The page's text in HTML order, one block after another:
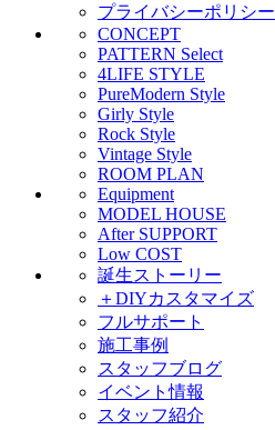
プライバシーポリシー
CONCEPT
PATTERN Select
4LIFE STYLE
PureModern Style
Girly Style
Rock Style
Vintage Style
ROOM PLAN
Equipment
MODEL HOUSE
After SUPPORT
Low COST
誕生ストーリー
＋DIYカスタマイズ
フルサポート
施工事例
スタッフブログ
イベント情報
スタッフ紹介